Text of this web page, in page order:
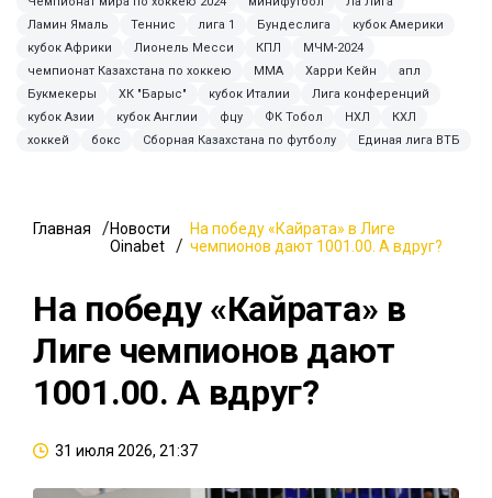
Ламин Ямаль
Теннис лига 1 Бундеслига
кубок Америки
кубок Африки
Лионель Месси КПЛ
МЧМ-2024
чемпионат Казахстана по хоккею
ММА Харри Кейн
апл
Букмекеры
ХК "Барыс" кубок Италии
Лига конференций
кубок Азии
кубок Англии фцу ФК Тобол НХЛ
КХЛ
хоккей
бокс Сборная Казахстана по футболу Единая лига ВТБ
Главная
Новости
Oinabet
На победу «Кайрата» в Лиге
чемпионов дают 1001.00. А вдруг?
На победу «Кайрата» в
Лиге чемпионов дают
1001.00. А вдруг?
31 июля 2026, 21:37